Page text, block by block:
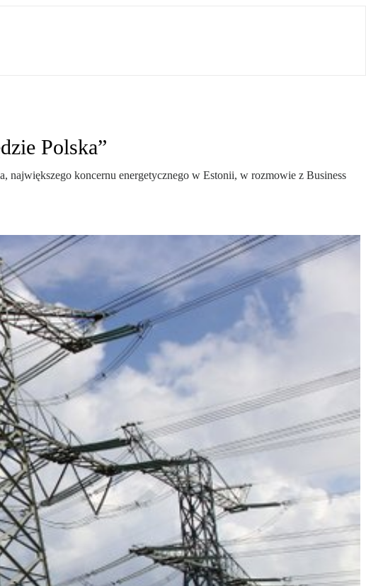
Polska”
największego koncernu energetycznego w Estonii, w rozmowie z Business